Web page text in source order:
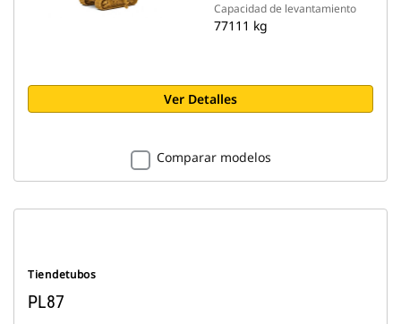
Capacidad de levantamiento
77111 kg
Ver Detalles
Comparar modelos
Tiendetubos
PL87